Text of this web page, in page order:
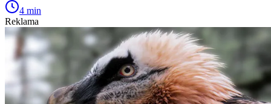
4 min
Reklama